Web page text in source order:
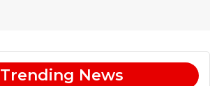
Trending News